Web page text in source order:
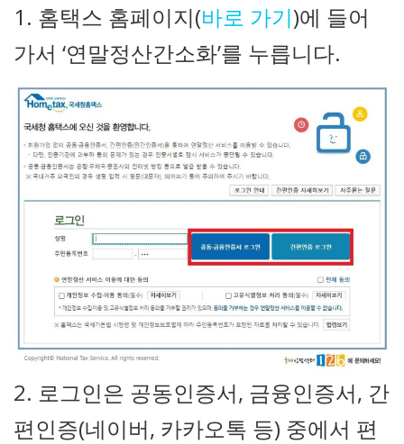
1. 홈택스 홈페이지(바로 가기)에 들어
가서 ‘연말정산간소화’를 누릅니다.
2. 로그인은 공동인증서, 금융인증서, 간
편인증(네이버, 카카오톡 등) 중에서 편